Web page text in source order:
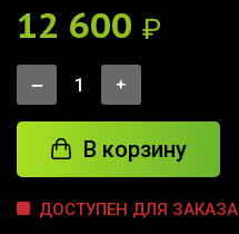
12 600 ₽
В корзину
ДОСТУПЕН ДЛЯ ЗАКАЗА